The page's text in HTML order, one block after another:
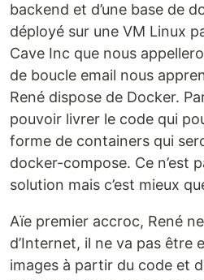
backend et d’une base de
déployé sur une VM Linux
Cave Inc que nous
de boucle email nous
René dispose de Docker.
pouvoir livrer le code qui
forme de containers qui
docker-compose. Ce n’est
solution mais c’est mieux
Aïe premier accroc, René
d’Internet, il ne va pas être
images à partir du code et